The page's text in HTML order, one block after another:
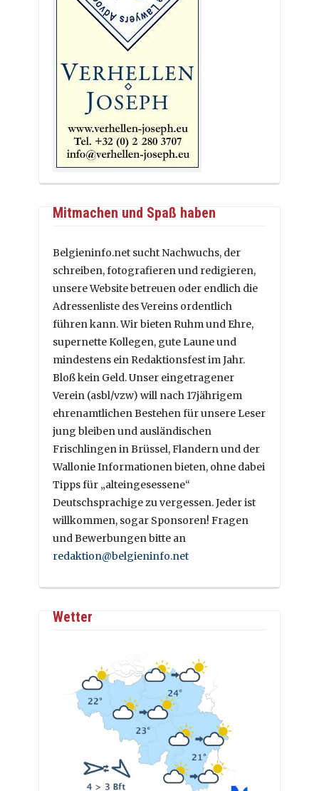
Mitmachen und Spaß haben
Belgieninfo.net sucht Nachwuchs, der
schreiben, fotografieren und redigieren,
unsere Website betreuen oder endlich die
Adressenliste des Vereins ordentlich
führen kann. Wir bieten Ruhm und Ehre,
supernette Kollegen, gute Laune und
mindestens ein Redaktionsfest im Jahr.
Bloß kein Geld. Unser eingetragener
Verein (asbl/vzw) will nach 17jährigem
ehrenamtlichen Bestehen für unsere Leser
jung bleiben und ausländischen
Frischlingen in Brüssel, Flandern und der
Wallonie Informationen bieten, ohne dabei
Tipps für „alteingesessene“
Deutschsprachige zu vergessen. Jeder ist
willkommen, sogar Sponsoren! Fragen
und Bewerbungen bitte an
redaktion@belgieninfo.net
Wetter